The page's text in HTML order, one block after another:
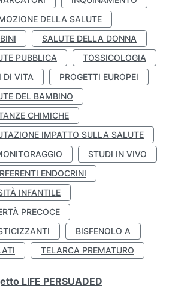
DELLA SALUTE
SALUTE DELLA DONNA
PUBBLICA
TOSSICOLOGIA
DI VITA
PROGETTI EUROPEI
DEL BAMBINO
CHIMICHE
IMPATTO SULLA SALUTE
STUDI IN VIVO
ENDOCRINI
INFANTILE
PRECOCE
BISFENOLO A
TELARCA PREMATURO
LIFE PERSUADED